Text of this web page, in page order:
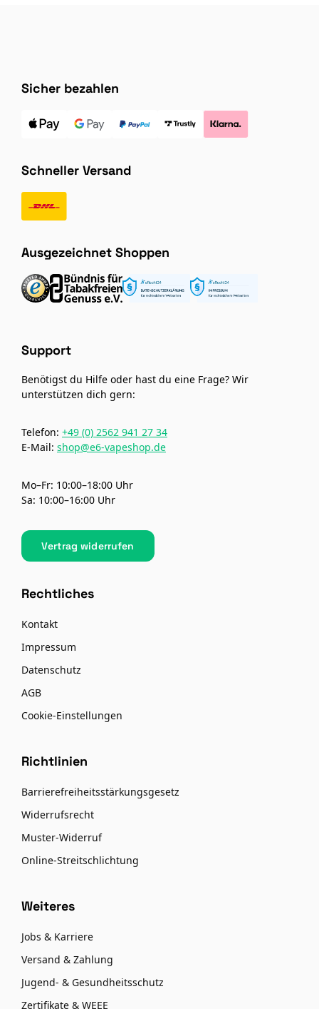
Sicher bezahlen
Schneller Versand
Ausgezeichnet Shoppen
Support
Benötigst du Hilfe oder hast du eine Frage? Wir
unterstützen dich gern:
Telefon: +49 (0) 2562 941 27 34
E-Mail: shop@e6-vapeshop.de
Mo–Fr: 10:00–18:00 Uhr
Sa: 10:00–16:00 Uhr
Vertrag widerrufen
Rechtliches
Kontakt
Impressum
Datenschutz
AGB
Cookie-Einstellungen
Richtlinien
Barrierefreiheitsstärkungsgesetz
Widerrufsrecht
Muster-Widerruf
Online-Streitschlichtung
Weiteres
Jobs & Karriere
Versand & Zahlung
Jugend- & Gesundheitsschutz
Zertifikate & WEEE